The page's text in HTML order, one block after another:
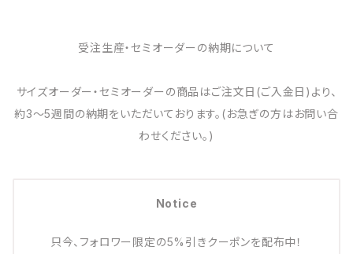
受注生産・セミオーダーの納期について
サイズオーダー・セミオーダーの商品はご注文日(ご入金日)より、
約3～5週間の納期をいただいております。(お急ぎの方はお問い合
わせください。)
Notice
只今、フォロワー限定の5%引きクーポンを配布中！